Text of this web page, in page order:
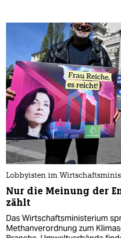
Lobbyisten im
Nur die Meinung der
zählt
Das Wirtschaftsministerium
Methanverordnung zum